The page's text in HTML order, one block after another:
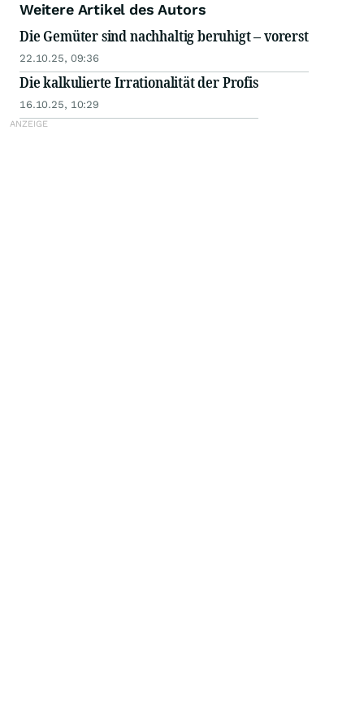
Weitere Artikel des Autors
Die Gemüter sind nachhaltig beruhigt – vorerst
22.10.25, 09:36
Die kalkulierte Irrationalität der Profis
16.10.25, 10:29